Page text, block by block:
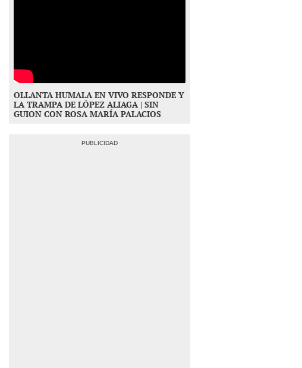
OLLANTA HUMALA EN VIVO RESPONDE Y
LA TRAMPA DE LÓPEZ ALIAGA | SIN
GUION CON ROSA MARÍA PALACIOS